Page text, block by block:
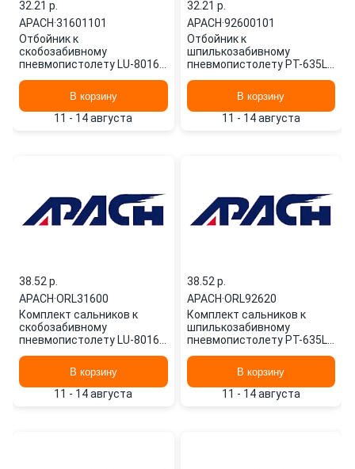
32.21 p.
APACH·31601101
Отбойник к
скобозабивному
пневмопистолету LU-8016F
В корзину
11 - 14 августа
32.21 p.
APACH·92600101
Отбойник к
шпилькозабивному
пневмопистолету PT-635L
В корзину
11 - 14 августа
38.52 p.
APACH·ORL31600
Комплект сальников к
скобозабивному
пневмопистолету LU-8016F
В корзину
11 - 14 августа
38.52 p.
APACH·ORL92620
Комплект сальников к
шпилькозабивному
пневмопистолету PT-635L
В корзину
11 - 14 августа